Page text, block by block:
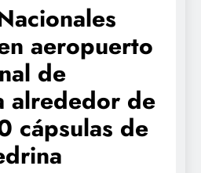
aeropuerto
de
alrededor de
cápsulas de